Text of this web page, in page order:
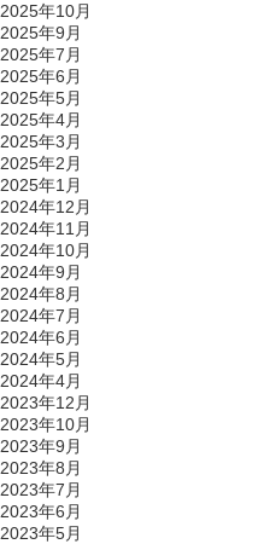
2025年10月
2025年9月
2025年7月
2025年6月
2025年5月
2025年4月
2025年3月
2025年2月
2025年1月
2024年12月
2024年11月
2024年10月
2024年9月
2024年8月
2024年7月
2024年6月
2024年5月
2024年4月
2023年12月
2023年10月
2023年9月
2023年8月
2023年7月
2023年6月
2023年5月